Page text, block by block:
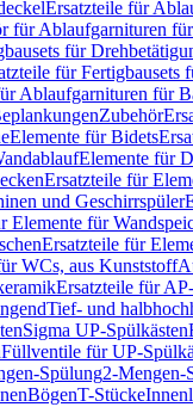
Ersatzteile für
für Ablaufgarnituren
für
für Fertigbausets
Ablaufgarnituren für
Zubehör
Elemente für Bidets
Elemente für
Ersatzteile für
und Geschirrspüler
Elemente für
Ersatzteile für
WCs, aus Kunststoff
Ersatzteile für
Tief- und
Sigma UP-Spülkästen
Füllventile für UP-
Spülung2-Mengen-
BögenT-Stücke